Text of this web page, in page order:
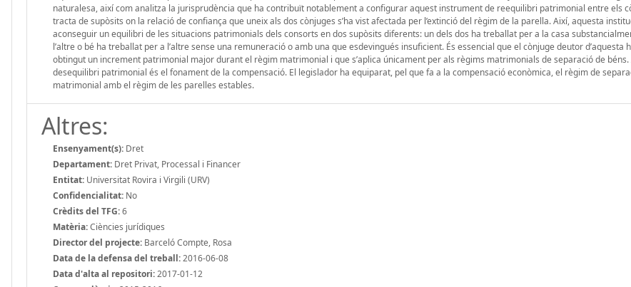
naturalesa, així com analitza la jurisprudència que ha contribuït notablement a configurar aquest instrument de reequilibri patrimonial entre els
tracta de supòsits on la relació de confiança que uneix als dos cònjuges s’ha vist afectada per l’extinció del règim de la parella. Així, aquesta
aconseguir un equilibri de les situacions patrimonials dels consorts en dos supòsits diferents: un dels dos ha treballat per a la casa
l’altre o bé ha treballat per a l’altre sense una remuneració o amb una que esdevingués insuficient. És essencial que el cònjuge deutor d’aquesta
obtingut un increment patrimonial major durant el règim matrimonial i que s’aplica únicament per als règims matrimonials de separació de béns.
desequilibri patrimonial és el fonament de la compensació. El legislador ha equiparat, pel que fa a la compensació econòmica, el règim de
matrimonial amb el règim de les parelles estables.
Altres:
Ensenyament(s): Dret
Departament: Dret Privat, Processal i Financer
Entitat: Universitat Rovira i Virgili (URV)
Confidencialitat: No
Crèdits del TFG:6
Matèria:Ciències jurídiques
Director del projecte: Barceló Compte, Rosa
Data de la defensa del treball:2016-06-08
Data d'alta al repositori:2017-01-12